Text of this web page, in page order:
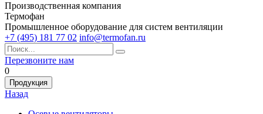
Производственная компания
Термофан
Промышленное оборудование для систем вентиляции
+7 (495) 181 77 02 info@termofan.ru
Перезвоните нам
0
Продукция
Назад